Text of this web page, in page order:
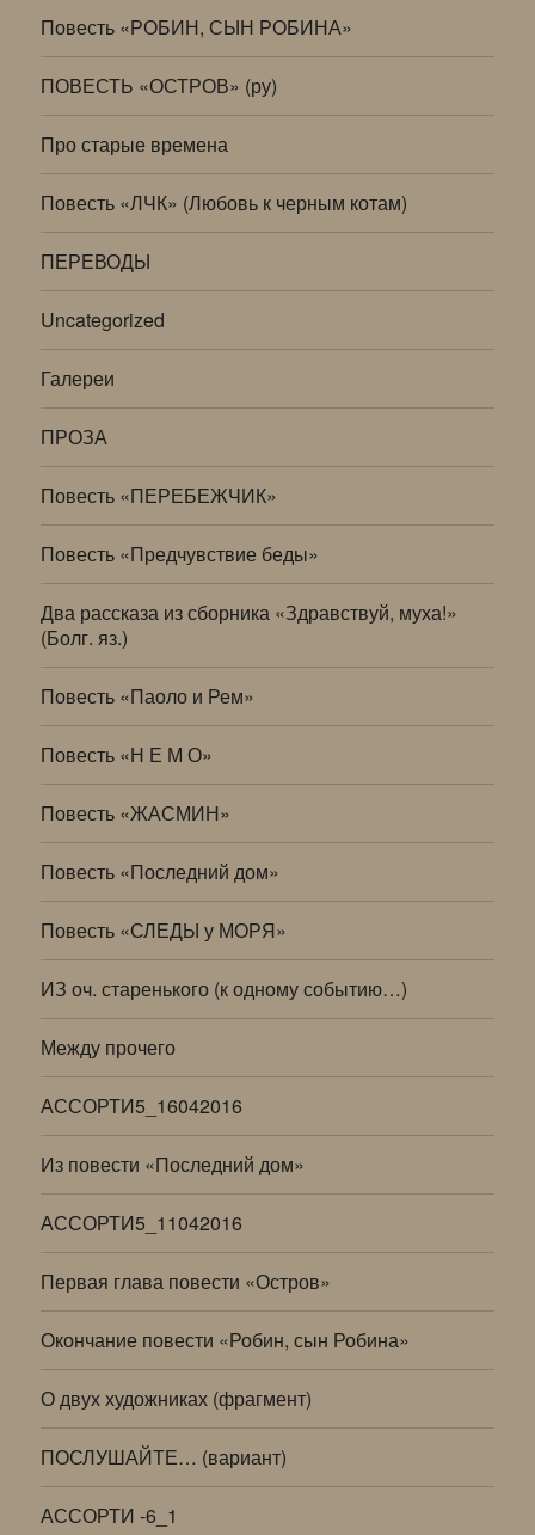
Повесть «РОБИН, СЫН РОБИНА»
ПОВЕСТЬ «ОСТРОВ» (ру)
Про старые времена
Повесть «ЛЧК» (Любовь к черным котам)
ПЕРЕВОДЫ
Uncategorized
Галереи
ПРОЗА
Повесть «ПЕРЕБЕЖЧИК»
Повесть «Предчувствие беды»
Два рассказа из сборника «Здравствуй, муха!»
(Болг. яз.)
Повесть «Паоло и Рем»
Повесть «Н Е М О»
Повесть «ЖАСМИН»
Повесть «Последний дом»
Повесть «СЛЕДЫ у МОРЯ»
ИЗ оч. старенького (к одному событию…)
Между прочего
АССОРТИ5_16042016
Из повести «Последний дом»
АССОРТИ5_11042016
Первая глава повести «Остров»
Окончание повести «Робин, сын Робина»
О двух художниках (фрагмент)
ПОСЛУШАЙТЕ… (вариант)
АССОРТИ -6_1